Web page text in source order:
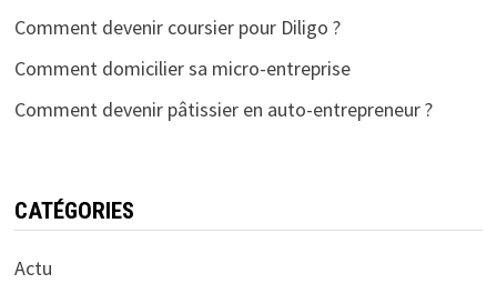
Comment devenir coursier pour Diligo ?
Comment domicilier sa micro-entreprise
Comment devenir pâtissier en auto-entrepreneur ?
CATÉGORIES
Actu